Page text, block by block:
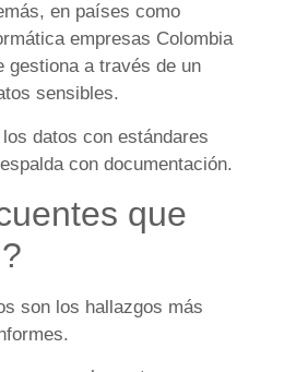
en países como
empresas Colombia
gestiona a través de un
sensibles.
datos con estándares
con documentación.
que
son los hallazgos más